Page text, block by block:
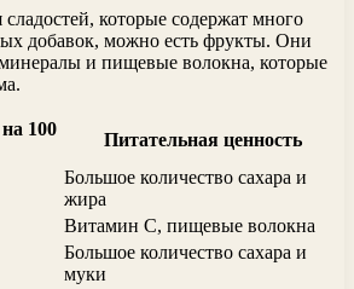
которые содержат много
добавок, можно есть фрукты. Они
и пищевые волокна, которые
100
Питательная ценность
Большое количество сахара и
жира
Витамин C, пищевые волокна
Большое количество сахара и
муки